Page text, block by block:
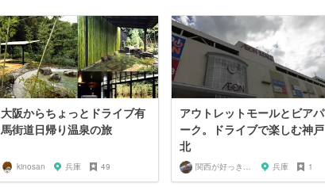
大阪からちょっとドライブ有
馬街道日帰り温泉の旅
kinosan 兵庫 49
アウトレットモールとビアパ
ーク。ドライブで楽しむ神戸
北
関西が好っきゃねん 兵庫 1